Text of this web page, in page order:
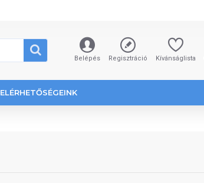
Belépés Regisztráció Kívánságlista
ELÉRHETŐSÉGEINK